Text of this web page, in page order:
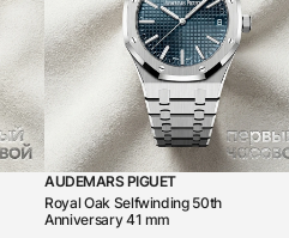
AUDEMARS PIGUET
Royal Oak Selfwinding 50th
Anniversary 41 mm